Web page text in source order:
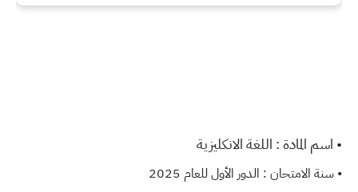
• اسم المادة : اللغة الانكليزية
• سنة الامتحان : الدور الأول للعام 2025